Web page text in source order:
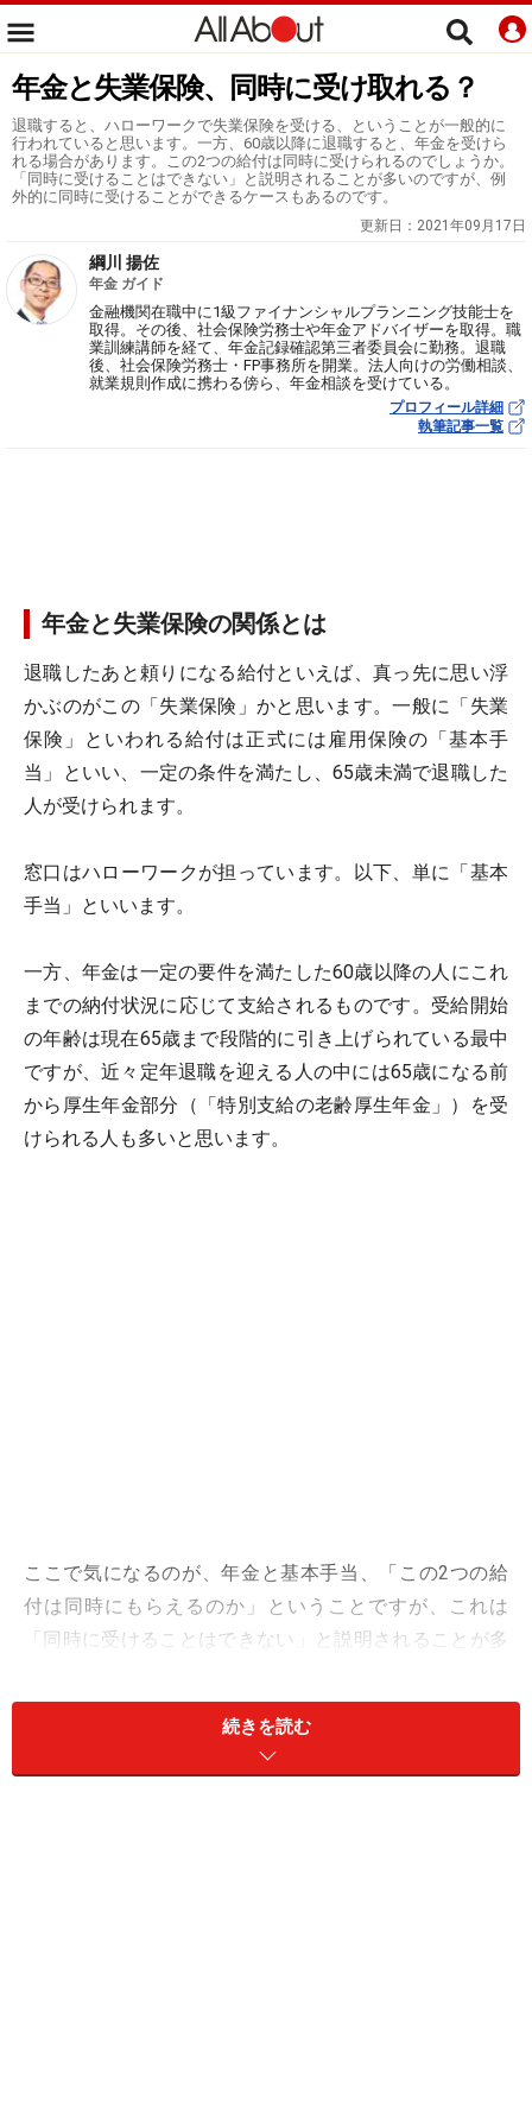
年金と失業保険、同時に受け取れる？
退職すると、ハローワークで失業保険を受ける、ということが一般的に
行われていると思います。一方、60歳以降に退職すると、年金を受けら
れる場合があります。この2つの給付は同時に受けられるのでしょうか。
「同時に受けることはできない」と説明されることが多いのですが、例
外的に同時に受けることができるケースもあるのです。
更新日： 2021年09月17日
綱川 揚佐
年金 ガイド
金融機関在職中に1級ファイナンシャルプランニング技能士を
取得。その後、社会保険労務士や年金アドバイザーを取得。職
業訓練講師を経て、年金記録確認第三者委員会に勤務。退職
後、社会保険労務士・FP事務所を開業。法人向けの労働相談、
就業規則作成に携わる傍ら、年金相談を受けている。
プロフィール詳細
執筆記事一覧
年金と失業保険の関係とは
退職したあと頼りになる給付といえば、真っ先に思い浮
かぶのがこの「失業保険」かと思います。一般に「失業
保険」といわれる給付は正式には雇用保険の「基本手
当」といい、一定の条件を満たし、65歳未満で退職した
人が受けられます。
窓口はハローワークが担っています。以下、単に「基本
手当」といいます。
一方、年金は一定の要件を満たした60歳以降の人にこれ
までの納付状況に応じて支給されるものです。受給開始
の年齢は現在65歳まで段階的に引き上げられている最中
ですが、近々定年退職を迎える人の中には65歳になる前
から厚生年金部分（「特別支給の老齢厚生年金」）を受
けられる人も多いと思います。
ここで気になるのが、年金と基本手当、「この2つの給
付は同時にもらえるのか」ということですが、これは
「同時に受けることはできない」と説明されることが多
はリタイアした人のためのもの、ということで制度の趣
旨が違うから同時には受けられない、といわれていま
す。今から20年以上前には同時に受けられた時期もあっ
続きを読む